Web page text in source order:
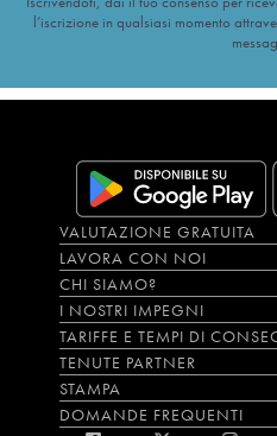
l’iscrizione in qualsiasi momento
VALUTAZIONE GRATUITA
LAVORA CON NOI
CHI SIAMO?
I NOSTRI IMPEGNI
TARIFFE E TEMPI DI
TENUTE PARTNER
STAMPA
DOMANDE FREQUENTI